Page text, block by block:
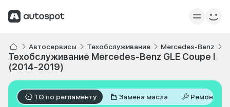
Автосервисы Техобслуживание Mercedes-Benz
Техобслуживание Mercedes-Benz GLE Coupe I
(2014-2019)
ТО по регламенту Замена масла Ремонт